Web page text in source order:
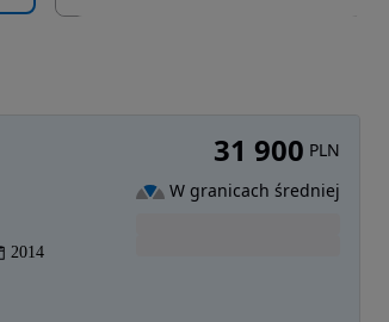
2014
31 900 PLN
W granicach średniej